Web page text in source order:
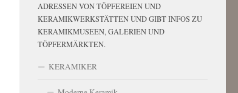
ADRESSEN VON TÖPFEREIEN UND
KERAMIKWERKSTÄTTEN UND GIBT INFOS ZU
KERAMIKMUSEEN, GALERIEN UND
TÖPFERMÄRKTEN.
KERAMIKER